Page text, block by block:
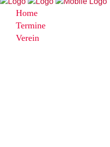
Home
Termine
Verein